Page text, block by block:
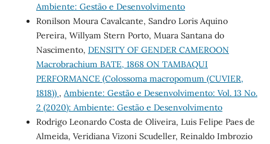
Ambiente: Gestão e Desenvolvimento
Ronilson Moura Cavalcante, Sandro Loris Aquino
Pereira, Willyam Stern Porto, Muara Santana do
Nascimento, DENSITY OF GENDER CAMEROON
Macrobrachium BATE, 1868 ON TAMBAQUI
PERFORMANCE (Colossoma macropomum (CUVIER,
1818)) , Ambiente: Gestão e Desenvolvimento: Vol. 13 No.
2 (2020): Ambiente: Gestão e Desenvolvimento
Rodrigo Leonardo Costa de Oliveira, Luis Felipe Paes de
Almeida, Veridiana Vizoni Scudeller, Reinaldo Imbrozio